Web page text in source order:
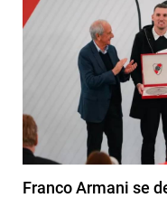
Franco Armani se